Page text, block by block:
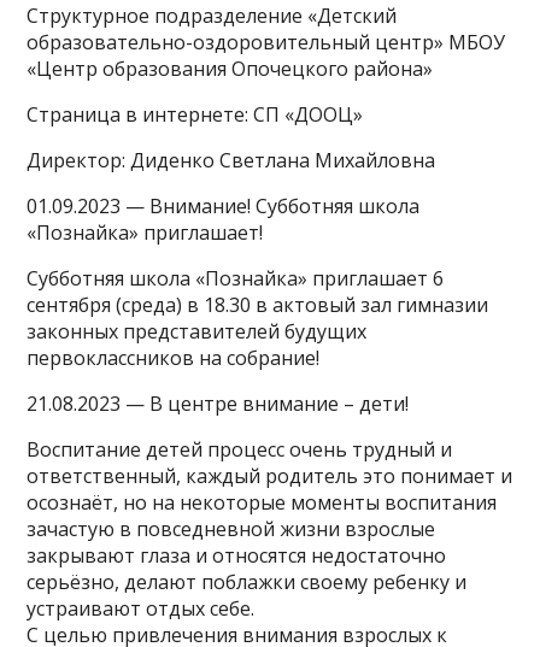
Структурное подразделение «Детский
образовательно-оздоровительный центр» МБОУ
«Центр образования Опочецкого района»
Страница в интернете: СП «ДООЦ»
Директор: Диденко Светлана Михайловна
01.09.2023 — Внимание! Субботняя школа
«Познайка» приглашает!
Субботняя школа «Познайка» приглашает 6
сентября (среда) в 18.30 в актовый зал гимназии
законных представителей будущих
первоклассников на собрание!
21.08.2023 — В центре внимание – дети!
Воспитание детей процесс очень трудный и
ответственный, каждый родитель это понимает и
осознаёт, но на некоторые моменты воспитания
зачастую в повседневной жизни взрослые
закрывают глаза и относятся недостаточно
серьёзно, делают поблажки своему ребенку и
устраивают отдых себе.
С целью привлечения внимания взрослых к